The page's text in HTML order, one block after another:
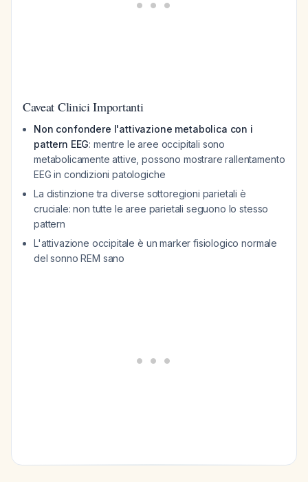
Caveat Clinici Importanti
Non confondere l'attivazione metabolica con i
pattern EEG: mentre le aree occipitali sono
metabolicamente attive, possono mostrare rallentamento
EEG in condizioni patologiche
La distinzione tra diverse sottoregioni parietali è
cruciale: non tutte le aree parietali seguono lo stesso
pattern
L'attivazione occipitale è un marker fisiologico normale
del sonno REM sano